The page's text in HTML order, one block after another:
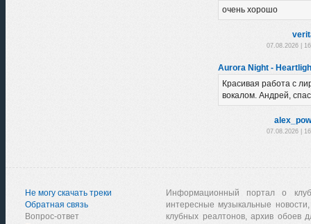
очень хорошо
07.08.2026 |
Aurora Night -
Красивая работа с
вокалом. Андрей,
07.08.2026 |
Не могу скачать треки
Обратная связь
Вопрос-ответ
Информационный портал о
интересные музыкальные
клубных реалтонов, архив обоев